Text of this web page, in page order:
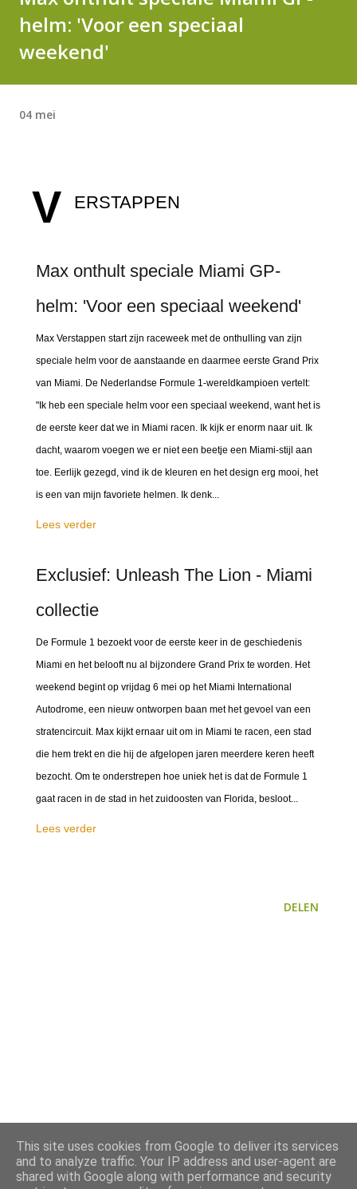
helm: 'Voor een speciaal
weekend'
04 mei
V ERSTAPPEN
Max onthult speciale Miami GP-
helm: 'Voor een speciaal weekend'
Max Verstappen start zijn raceweek met de onthulling van zijn
speciale helm voor de aanstaande en daarmee eerste Grand Prix
van Miami. De Nederlandse Formule 1-wereldkampioen vertelt:
"Ik heb een speciale helm voor een speciaal weekend, want het is
de eerste keer dat we in Miami racen. Ik kijk er enorm naar uit. Ik
dacht, waarom voegen we er niet een beetje een Miami-stijl aan
toe. Eerlijk gezegd, vind ik de kleuren en het design erg mooi, het
is een van mijn favoriete helmen. Ik denk...
Lees verder
Exclusief: Unleash The Lion - Miami
collectie
De Formule 1 bezoekt voor de eerste keer in de geschiedenis
Miami en het belooft nu al bijzondere Grand Prix te worden. Het
weekend begint op vrijdag 6 mei op het Miami International
Autodrome, een nieuw ontworpen baan met het gevoel van een
stratencircuit. Max kijkt ernaar uit om in Miami te racen, een stad
die hem trekt en die hij de afgelopen jaren meerdere keren heeft
bezocht. Om te onderstrepen hoe uniek het is dat de Formule 1
gaat racen in de stad in het zuidoosten van Florida, besloot...
Lees verder
DELEN
This site uses cookies from Google to deliver its services
and to analyze traffic. Your IP address and user-agent are
shared with Google along with performance and security